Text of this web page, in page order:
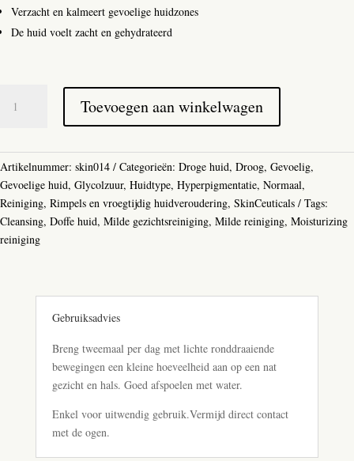
Verzacht en kalmeert gevoelige huidzones
De huid voelt zacht en gehydrateerd
Gentle
Toevoegen aan winkelwagen
Artikelnummer: skin014 Categorieën: Droge huid, Droog, Gevoelig,
Gevoelige huid, Glycolzuur, Huidtype, Hyperpigmentatie, Normaal,
Reiniging, Rimpels en vroegtijdig huidveroudering, SkinCeuticals
Tags:
Cleansing, Doffe huid, Milde gezichtsreiniging, Milde reiniging, Moisturizing
reiniging
Gebruiksadvies
Breng tweemaal per dag met lichte ronddraaiende
bewegingen een kleine hoeveelheid aan op een nat
gezicht en hals. Goed afspoelen met water.
Enkel voor uitwendig gebruik.Vermijd direct contact
met de ogen.